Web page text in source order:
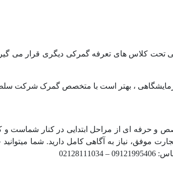
تحت کلاس های تعرفه گمرکی دیگری قرار می
آزمایشگاهی ، بهتر است با متخصص گمرک شرکت
و حرفه ای از مراحل ابتدایی در کنار شماست و
موفق، نیاز به آگاهی کامل دارید. شما